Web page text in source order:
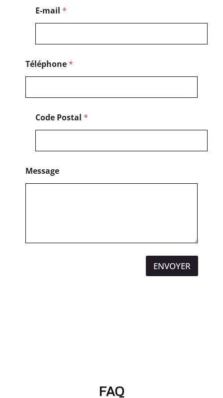
E-mail *
Téléphone*
Code Postal *
Message
ENVOYER
FAQ